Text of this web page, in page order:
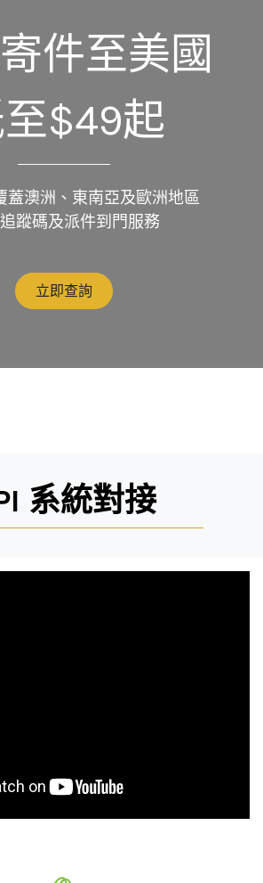
件至美國
$49起
蓋澳洲、東南亞及歐洲地區
蹤碼及派件到門服務
立即查詢
系統對接